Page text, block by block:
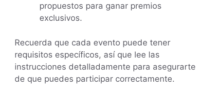
propuestos para ganar premios
exclusivos.
Recuerda que cada evento puede tener
requisitos específicos, así que lee las
instrucciones detalladamente para asegurarte
de que puedes participar correctamente.